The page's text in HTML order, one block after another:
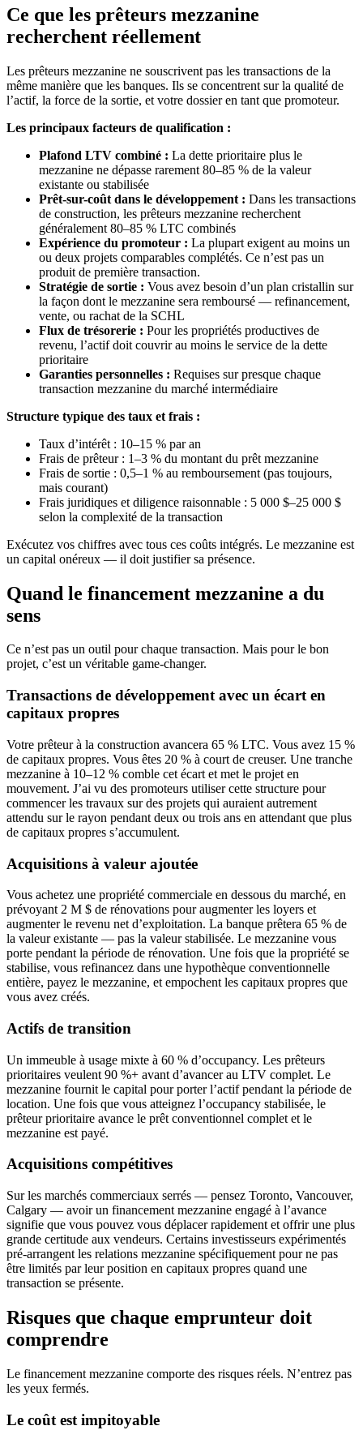
Ce que les prêteurs mezzanine
recherchent réellement
Les prêteurs mezzanine ne souscrivent pas les transactions de la
même manière que les banques. Ils se concentrent sur la qualité de
l’actif, la force de la sortie, et votre dossier en tant que promoteur.
Les principaux facteurs de qualification :
Plafond LTV combiné : La dette prioritaire plus le
mezzanine ne dépasse rarement 80–85 % de la valeur
existante ou stabilisée
Prêt-sur-coût dans le développement : Dans les transactions
de construction, les prêteurs mezzanine recherchent
généralement 80–85 % LTC combinés
Expérience du promoteur : La plupart exigent au moins un
ou deux projets comparables complétés. Ce n’est pas un
produit de première transaction.
Stratégie de sortie : Vous avez besoin d’un plan cristallin sur
la façon dont le mezzanine sera remboursé — refinancement,
vente, ou rachat de la SCHL
Flux de trésorerie : Pour les propriétés productives de
revenu, l’actif doit couvrir au moins le service de la dette
prioritaire
Garanties personnelles : Requises sur presque chaque
transaction mezzanine du marché intermédiaire
Structure typique des taux et frais :
Taux d’intérêt : 10–15 % par an
Frais de prêteur : 1–3 % du montant du prêt mezzanine
Frais de sortie : 0,5–1 % au remboursement (pas toujours,
mais courant)
Frais juridiques et diligence raisonnable : 5 000 $–25 000 $
selon la complexité de la transaction
Exécutez vos chiffres avec tous ces coûts intégrés. Le mezzanine est
un capital onéreux — il doit justifier sa présence.
Quand le financement mezzanine a du
sens
Ce n’est pas un outil pour chaque transaction. Mais pour le bon
projet, c’est un véritable game-changer.
Transactions de développement avec un écart en
capitaux propres
Votre prêteur à la construction avancera 65 % LTC. Vous avez 15 %
de capitaux propres. Vous êtes 20 % à court de creuser. Une tranche
mezzanine à 10–12 % comble cet écart et met le projet en
mouvement. J’ai vu des promoteurs utiliser cette structure pour
commencer les travaux sur des projets qui auraient autrement
attendu sur le rayon pendant deux ou trois ans en attendant que plus
de capitaux propres s’accumulent.
Acquisitions à valeur ajoutée
Vous achetez une propriété commerciale en dessous du marché, en
prévoyant 2 M $ de rénovations pour augmenter les loyers et
augmenter le revenu net d’exploitation. La banque prêtera 65 % de
la valeur existante — pas la valeur stabilisée. Le mezzanine vous
porte pendant la période de rénovation. Une fois que la propriété se
stabilise, vous refinancez dans une hypothèque conventionnelle
entière, payez le mezzanine, et empochent les capitaux propres que
vous avez créés.
Actifs de transition
Un immeuble à usage mixte à 60 % d’occupancy. Les prêteurs
prioritaires veulent 90 %+ avant d’avancer au LTV complet. Le
mezzanine fournit le capital pour porter l’actif pendant la période de
location. Une fois que vous atteignez l’occupancy stabilisée, le
prêteur prioritaire avance le prêt conventionnel complet et le
mezzanine est payé.
Acquisitions compétitives
Sur les marchés commerciaux serrés — pensez Toronto, Vancouver,
Calgary — avoir un financement mezzanine engagé à l’avance
signifie que vous pouvez vous déplacer rapidement et offrir une plus
grande certitude aux vendeurs. Certains investisseurs expérimentés
pré-arrangent les relations mezzanine spécifiquement pour ne pas
être limités par leur position en capitaux propres quand une
transaction se présente.
Risques que chaque emprunteur doit
comprendre
Le financement mezzanine comporte des risques réels. N’entrez pas
les yeux fermés.
Le coût est impitoyable